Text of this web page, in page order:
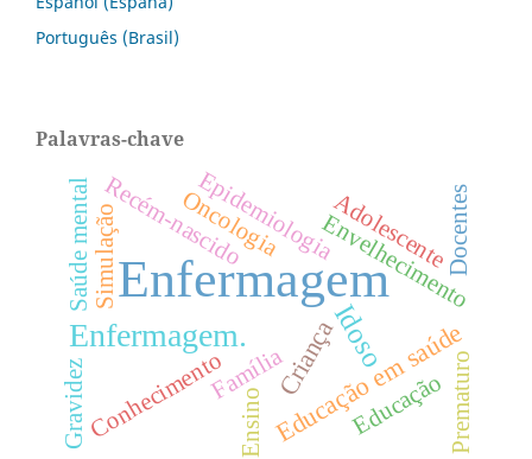
Português (Brasil)
Palavras-chave
Enfermagem
Enfermagem. Idoso
Criança
Educação em saúde
Envelhecimento
Adolescente
Família
Ensino
Epidemiologia
Recém-nascido
Saúde mental Oncologia Docentes
Prematuro
Conhecimento Educação
Gravidez
Simulação